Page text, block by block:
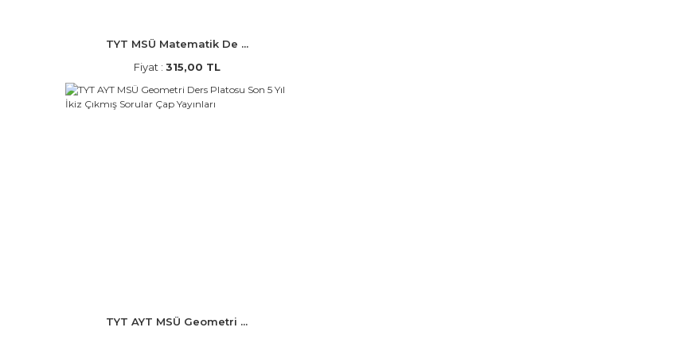
TYT MSÜ Matematik De ...
Fiyat : 315,00 TL
TYT AYT MSÜ Geometri ...